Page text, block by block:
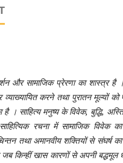
और सामाजिक प्रेरणा का शास्त्र है
व्याख्यायित करने तथा पुरातन मूल्यों को
है । साहित्य मनुष्य के विवेक, बुद्धि,
रचना में सामाजिक विवेक
तथा अमानवीय शक्तियों से संघर्ष
किन्हीं खास कारणों से अपनी बद्धमूल